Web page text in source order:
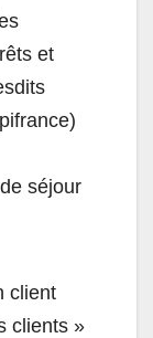
et
séjour
client
clients »